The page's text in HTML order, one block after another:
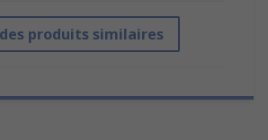
produits similaires